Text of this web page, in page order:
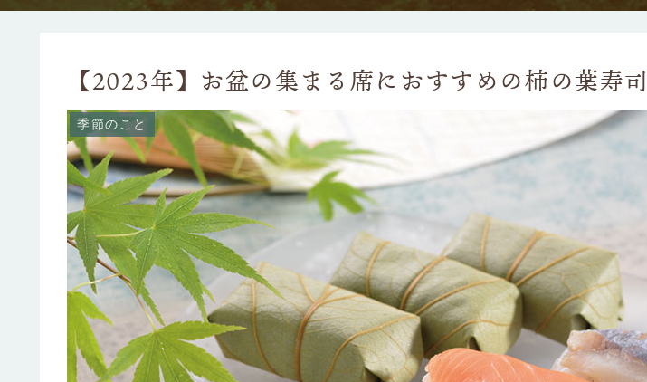
【2023年】お盆の集まる席におすすめの柿の葉寿司
季節のこと